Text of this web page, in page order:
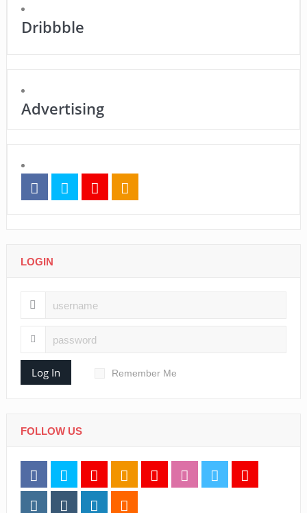
Dribbble
Advertising
LOGIN
Log In Remember Me
FOLLOW US